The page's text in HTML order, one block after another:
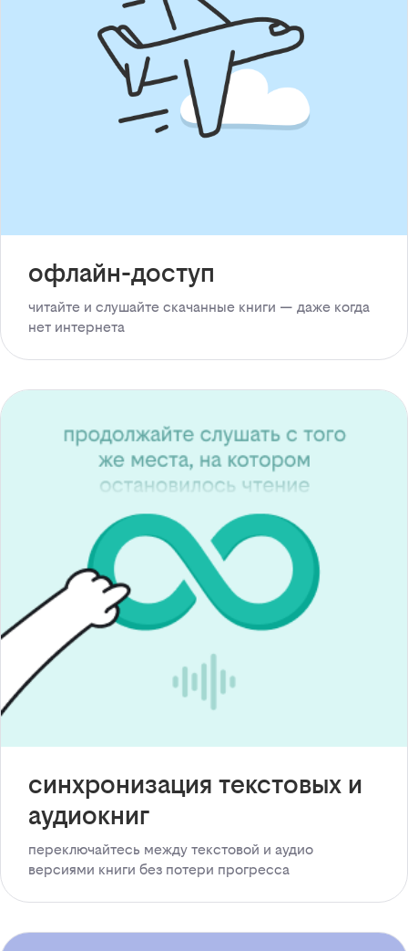
офлайн-доступ
читайте и слушайте скачанные книги — даже когда
нет интернета
синхронизация текстовых и
аудиокниг
переключайтесь между текстовой и аудио
версиями книги без потери прогресса